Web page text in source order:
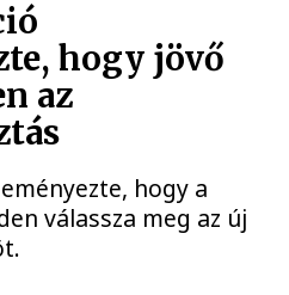
hogy jövő
az
hogy a
válassza meg az új